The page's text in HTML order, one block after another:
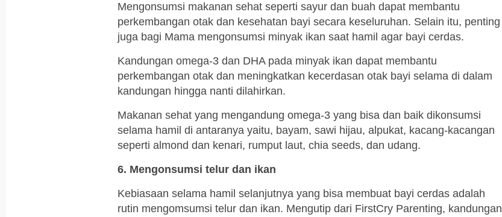
Mengonsumsi makanan sehat seperti sayur dan buah dapat membantu
perkembangan otak dan kesehatan bayi secara keseluruhan. Selain itu, penting
juga bagi Mama mengonsumsi minyak ikan saat hamil agar bayi cerdas.
Kandungan omega-3 dan DHA pada minyak ikan dapat membantu
perkembangan otak dan meningkatkan kecerdasan otak bayi selama di dalam
kandungan hingga nanti dilahirkan.
Makanan sehat yang mengandung omega-3 yang bisa dan baik dikonsumsi
selama hamil di antaranya yaitu, bayam, sawi hijau, alpukat, kacang-kacangan
seperti almond dan kenari, rumput laut, chia seeds, dan udang.
6. Mengonsumsi telur dan ikan
Kebiasaan selama hamil selanjutnya yang bisa membuat bayi cerdas adalah
rutin mengomsumsi telur dan ikan. Mengutip dari FirstCry Parenting, kandungan